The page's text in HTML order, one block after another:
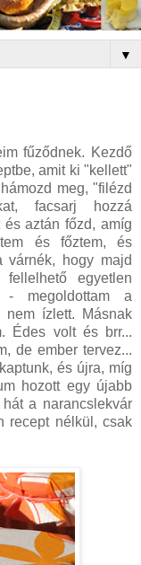
▼
fűződnek. Kezdő
amit ki "kellett"
meg, "filézd
facsarj hozzá
aztán főzd, amíg
és főztem, és
várnék, hogy majd
egyetlen
- megoldottam a
nem ízlett. Másnak
Édes volt és brr...
de ember tervez...
és újra, míg
hozott egy újabb
a narancslekvár
recept nélkül, csak